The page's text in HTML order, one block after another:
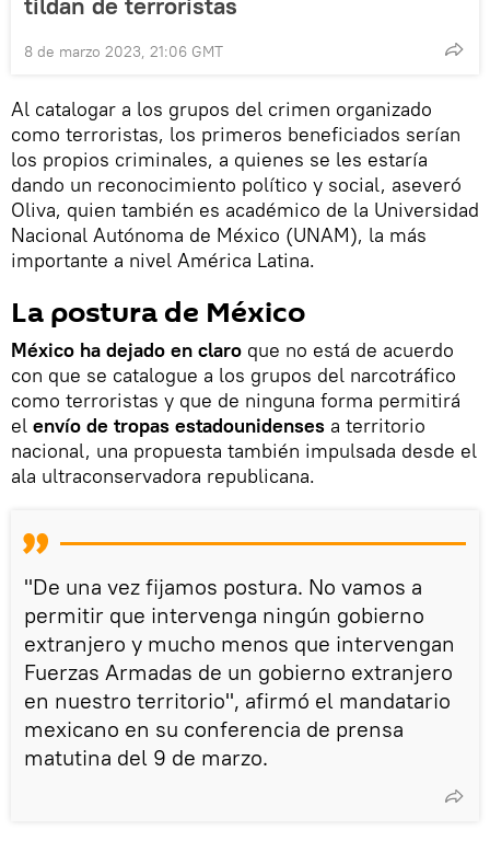
8 de marzo 2023, 21:06 GMT
Al catalogar a los grupos del crimen organizado
como terroristas, los primeros beneficiados serían
los propios criminales, a quienes se les estaría
dando un reconocimiento político y social, aseveró
Oliva, quien también es académico de la Universidad
Nacional Autónoma de México (UNAM), la más
importante a nivel América Latina.
La postura de México
México ha dejado en claro que no está de acuerdo
con que se catalogue a los grupos del narcotráfico
como terroristas y que de ninguna forma permitirá
el envío de tropas estadounidenses a territorio
nacional, una propuesta también impulsada desde el
ala ultraconservadora republicana.
"De una vez fijamos postura. No vamos a
permitir que intervenga ningún gobierno
extranjero y mucho menos que intervengan
Fuerzas Armadas de un gobierno extranjero
en nuestro territorio", afirmó el mandatario
mexicano en su conferencia de prensa
matutina del 9 de marzo.